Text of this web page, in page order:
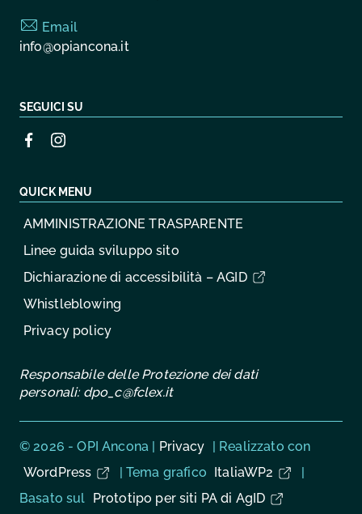
Email
info@opiancona.it
SEGUICI SU
QUICK MENU
AMMINISTRAZIONE TRASPARENTE
Linee guida sviluppo sito
Dichiarazione di accessibilità – AGID
Whistleblowing
Privacy policy
Responsabile delle Protezione dei dati
personali: dpo_c@fclex.it
Sezione Link Utili
© 2026 - OPI Ancona | Privacy
| Realizzato con
WordPress
Tema grafico ItaliaWP2
Basato sul
Prototipo per siti PA di AgID